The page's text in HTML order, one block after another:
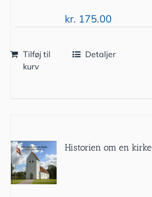
kr. 175.00
Tilføj til
kurv
Detaljer
Historien om en kirke